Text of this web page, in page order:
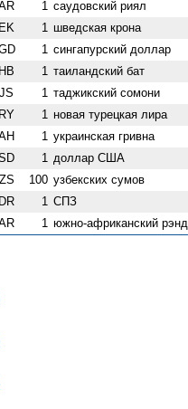
1 саудовский риял
1 шведская крона
1 сингапурский доллар
1 таиландский бат
1 таджикский сомони
1 новая турецкая лира
1 украинская гривна
1 доллар США
100 узбекских сумов
1 СПЗ
1 южно-африканский рэнд